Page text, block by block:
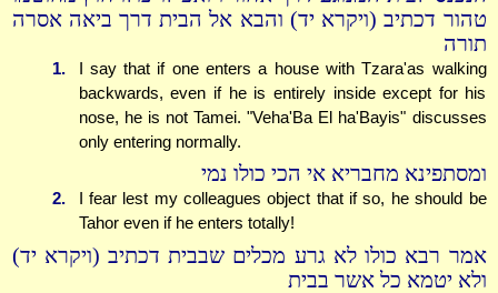
טהור דכתיב (ויקרא יד) והבא אל הבית דרך ביאה אסרה
תורה
1.
I say that if one enters a house with Tzara'as walking
backwards, even if he is entirely inside except for his
nose, he is not Tamei. "Veha'Ba El ha'Bayis" discusses
only entering normally.
ומסתפינא מחבריא אי הכי כולו נמי
2.
I fear lest my colleagues object that if so, he should be
Tahor even if he enters totally!
אמר רבא כולו לא גרע מכלים שבבית דכתיב (ויקרא יד)
ולא יטמא כל אשר בבית